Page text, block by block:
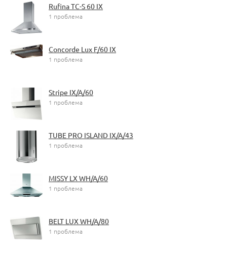
Rufina TC-S 60 IX
1 проблема
Concorde Lux F/60 IX
1 проблема
Stripe IX/A/60
1 проблема
TUBE PRO ISLAND IX/A/43
1 проблема
MISSY LX WH/A/60
1 проблема
BELT LUX WH/A/80
1 проблема